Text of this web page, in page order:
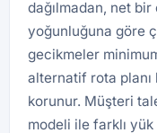
dağılmadan, net bir
yoğunluğuna göre
gecikmeler
alternatif rota planı
korunur. Müşteri
modeli ile farklı